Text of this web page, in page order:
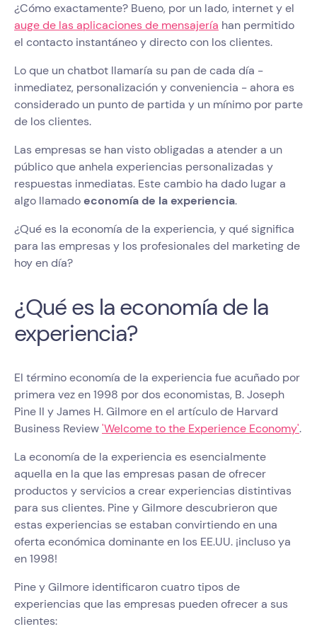
¿Cómo exactamente? Bueno, por un lado, internet y el
auge de las aplicaciones de mensajería han permitido
el contacto instantáneo y directo con los clientes.
Lo que un chatbot llamaría su pan de cada día -
inmediatez, personalización y conveniencia - ahora es
considerado un punto de partida y un mínimo por parte
de los clientes.
Las empresas se han visto obligadas a atender a un
público que anhela experiencias personalizadas y
respuestas inmediatas. Este cambio ha dado lugar a
algo llamadoeconomía de la experiencia.
¿Qué es la economía de la experiencia, y qué significa
para las empresas y los profesionales del marketing de
hoy en día?
¿Qué es la economía de la
experiencia?
El término economía de la experiencia fue acuñado por
primera vez en 1998 por dos economistas, B. Joseph
Pine II y James H. Gilmore en el artículo de Harvard
Business Review'Welcome to the Experience Economy'.
La economía de la experiencia es esencialmente
aquella en la que las empresas pasan de ofrecer
productos y servicios a crear experiencias distintivas
para sus clientes. Pine y Gilmore descubrieron que
estas experiencias se estaban convirtiendo en una
oferta económica dominante en los EE.UU. ¡incluso ya
en 1998!
Pine y Gilmore identificaron cuatro tipos de
experiencias que las empresas pueden ofrecer a sus
clientes: